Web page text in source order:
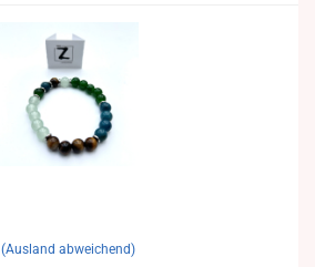
(Ausland abweichend)